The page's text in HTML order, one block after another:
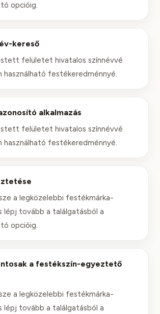
opcióig.
kereső
felületet hivatalos színnévvé
használható festékeredménnyé.
alkalmazás
felületet hivatalos színnévvé
használható festékeredménnyé.
a legközelebbi festékmárka-
lépj tovább a találgatásból a
opcióig.
a festékszín-egyeztető
a legközelebbi festékmárka-
lépj tovább a találgatásból a